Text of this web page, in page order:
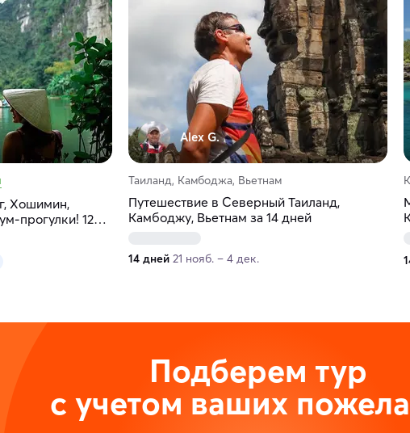
Хошимин,
прогулки! 12
Alex G.
Таиланд, Камбоджа, Вьетнам
Путешествие в Северный Таиланд,
Камбоджу, Вьетнам за 14 дней
14 дней 21 нояб. – 4 дек.
Подберем тур
с учетом ваших